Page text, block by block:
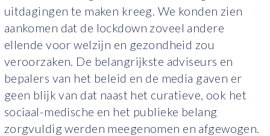
uitdagingen te maken kreeg. We konden zien
aankomen dat de lockdown zoveel andere
ellende voor welzijn en gezondheid zou
veroorzaken. De belangrijkste adviseurs en
bepalers van het beleid en de media gaven er
geen blijk van dat naast het curatieve, ook het
sociaal-medische en het publieke belang
zorgvuldig werden meegenomen en afgewogen.